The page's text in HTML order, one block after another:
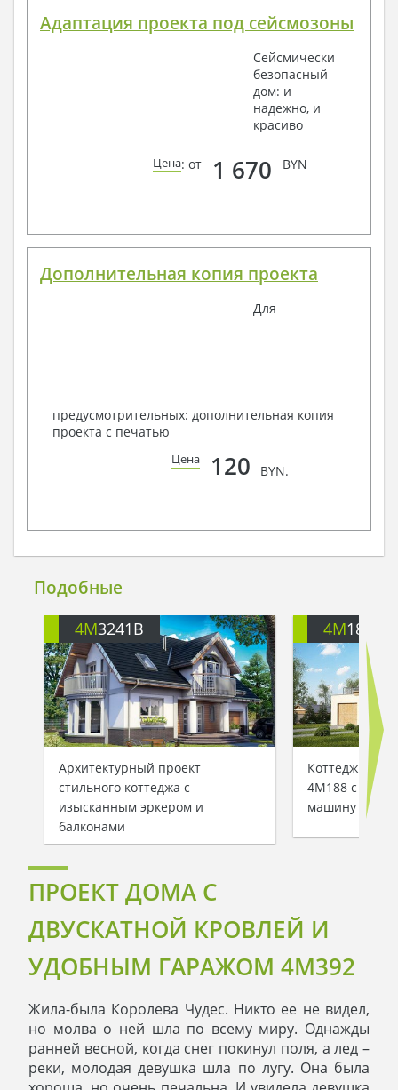
Адаптация проекта под сейсмозоны
Сейсмически
безопасный
дом: и
надежно, и
красиво
Цена: от 1 670 BYN
Дополнительная копия проекта
Для
предусмотрительных: дополнительная копия
проекта с печатью
Цена 120 BYN.
Подобные
4M3241B
Архитектурный проект
стильного коттеджа с
изысканным эркером и
балконами
4M188G
Коттедж с
4M188 с
машину
ПРОЕКТ ДОМА С
ДВУСКАТНОЙ КРОВЛЕЙ И
УДОБНЫМ ГАРАЖОМ 4M392
Жила-была Королева Чудес. Никто ее не видел,
но молва о ней шла по всему миру. Однажды
ранней весной, когда снег покинул поля, а лед –
реки, молодая девушка шла по лугу. Она была